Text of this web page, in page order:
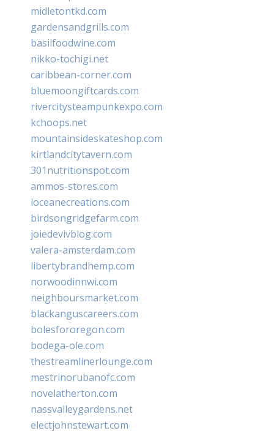
midletontkd.com
gardensandgrills.com
basilfoodwine.com
nikko-tochigi.net
caribbean-corner.com
bluemoongiftcards.com
rivercitysteampunkexpo.com
kchoops.net
mountainsideskateshop.com
kirtlandcitytavern.com
301nutritionspot.com
ammos-stores.com
loceanecreations.com
birdsongridgefarm.com
joiedevivblog.com
valera-amsterdam.com
libertybrandhemp.com
norwoodinnwi.com
neighboursmarket.com
blackanguscareers.com
bolesfororegon.com
bodega-ole.com
thestreamlinerlounge.com
mestrinorubanofc.com
novelatherton.com
nassvalleygardens.net
electjohnstewart.com